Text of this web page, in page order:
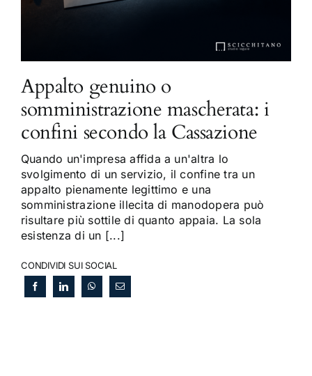
Appalto genuino o
somministrazione mascherata: i
confini secondo la Cassazione
Quando un'impresa affida a un'altra lo
svolgimento di un servizio, il confine tra un
appalto pienamente legittimo e una
somministrazione illecita di manodopera può
risultare più sottile di quanto appaia. La sola
esistenza di un [...]
CONDIVIDI SUI SOCIAL